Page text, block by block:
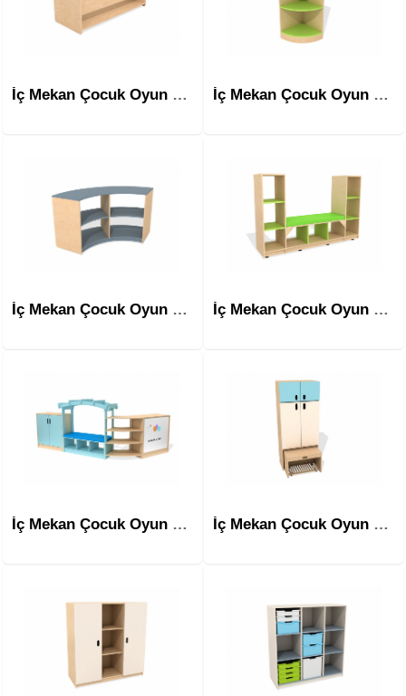
İç Mekan Çocuk Oyun Ekipmanları Mim-1303 İç Mekan Çocuk Oyun Ekipmanları Mim-1401
İç Mekan Çocuk Oyun Ekipmanları Mim-1402 İç Mekan Çocuk Oyun Ekipmanları Mim-1403
İç Mekan Çocuk Oyun Ekipmanları Mim-1404 İç Mekan Çocuk Oyun Ekipmanları Mim-1405